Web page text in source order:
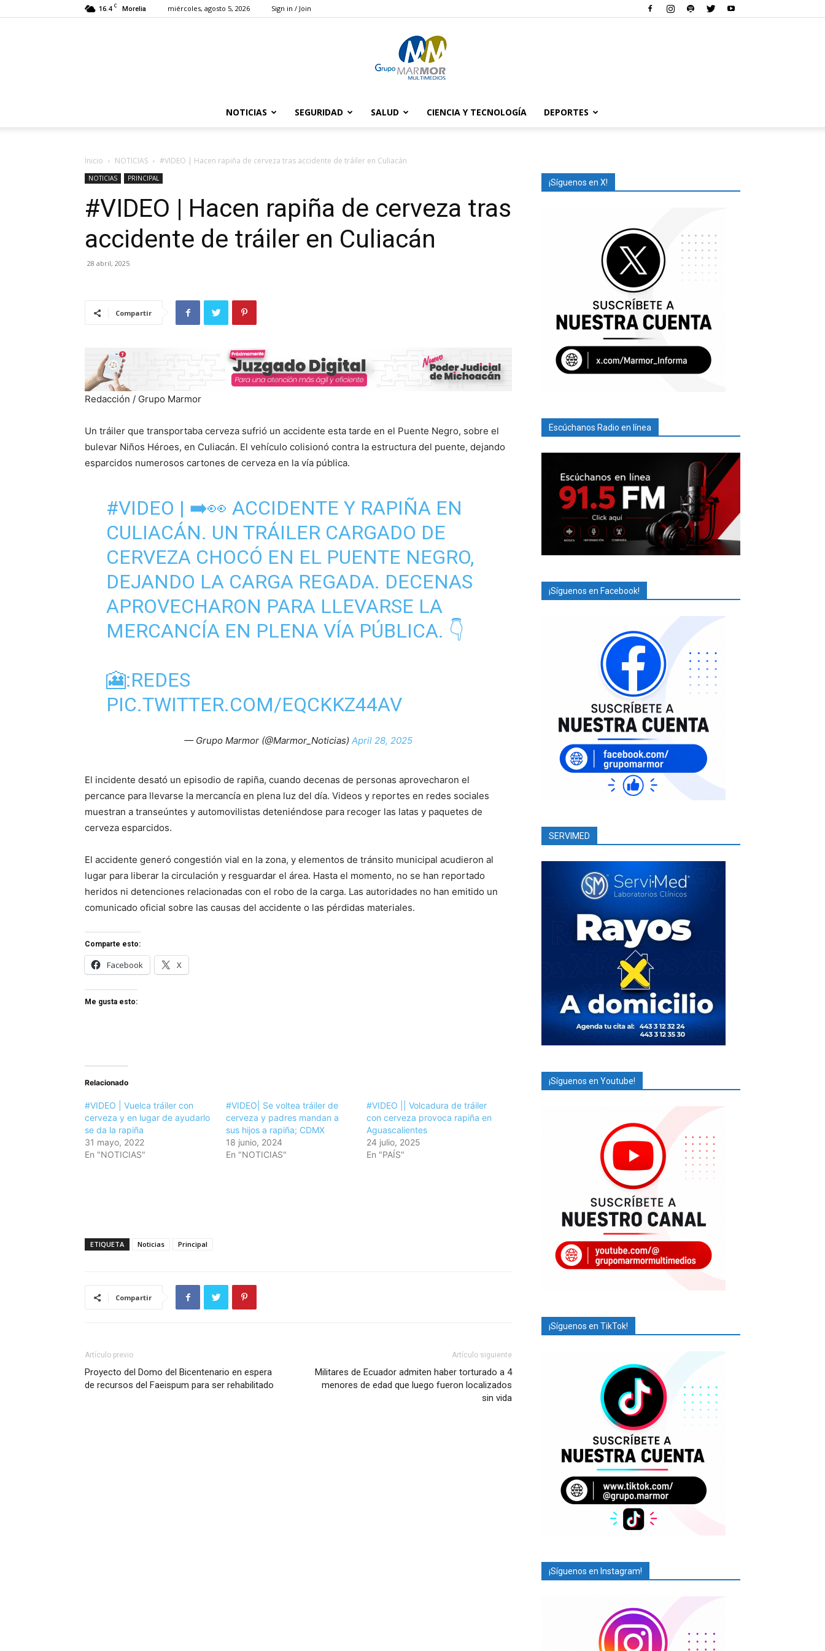
16.4 C Morelia miércoles, agosto 5, 2026 Sign in / Join
Marmor
NOTICIAS SEGURIDAD SALUD CIENCIA Y TECNOLOGÍA DEPORTES
Inicio NOTICIAS #VIDEO | Hacen rapiña de cerveza tras accidente de tráiler en Culiacán
NOTICIAS PRINCIPAL
#VIDEO | Hacen rapiña de cerveza tras
accidente de tráiler en Culiacán
28 abril, 2025
Compartir
Redacción / Grupo Marmor
Un tráiler que transportaba cerveza sufrió un accidente esta tarde en el Puente Negro, sobre el
bulevar Niños Héroes, en Culiacán. El vehículo colisionó contra la estructura del puente, dejando
esparcidos numerosos cartones de cerveza en la vía pública.
#VIDEO | ➡️👀 ACCIDENTE Y RAPIÑA EN
CULIACÁN. UN TRÁILER CARGADO DE
CERVEZA CHOCÓ EN EL PUENTE NEGRO,
DEJANDO LA CARGA REGADA. DECENAS
APROVECHARON PARA LLEVARSE LA
MERCANCÍA EN PLENA VÍA PÚBLICA. 👇
🎦:REDES
PIC.TWITTER.COM/EQCKKZ44AV
— Grupo Marmor (@Marmor_Noticias) April 28, 2025
El incidente desató un episodio de rapiña, cuando decenas de personas aprovecharon el
percance para llevarse la mercancía en plena luz del día. Videos y reportes en redes sociales
muestran a transeúntes y automovilistas deteniéndose para recoger las latas y paquetes de
cerveza esparcidos.
El accidente generó congestión vial en la zona, y elementos de tránsito municipal acudieron al
lugar para liberar la circulación y resguardar el área. Hasta el momento, no se han reportado
heridos ni detenciones relacionadas con el robo de la carga. Las autoridades no han emitido un
comunicado oficial sobre las causas del accidente o las pérdidas materiales.
Comparte esto:
Facebook X
Me gusta esto:
Relacionado
#VIDEO | Vuelca tráiler con
cerveza y en lugar de ayudarlo
se da la rapiña
31 mayo, 2022
En "NOTICIAS"
#VIDEO| Se voltea tráiler de
cerveza y padres mandan a
sus hijos a rapiña; CDMX
18 junio, 2024
En "NOTICIAS"
#VIDEO || Volcadura de tráiler
con cerveza provoca rapiña en
Aguascalientes
24 julio, 2025
En "PAÍS"
ETIQUETA Noticias Principal
Compartir
Artículo previo
Proyecto del Domo del Bicentenario en espera
de recursos del Faeispum para ser rehabilitado
Artículo siguiente
Militares de Ecuador admiten haber torturado a 4
menores de edad que luego fueron localizados
sin vida
¡Síguenos en X!
Escúchanos Radio en línea
¡Síguenos en Facebook!
SERVIMED
¡Síguenos en Youtube!
¡Síguenos en TikTok!
¡Síguenos en Instagram!